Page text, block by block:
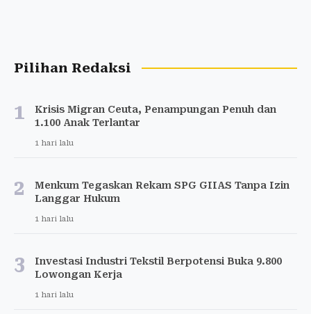
Pilihan Redaksi
1
Krisis Migran Ceuta, Penampungan Penuh dan
1.100 Anak Terlantar
1 hari lalu
2
Menkum Tegaskan Rekam SPG GIIAS Tanpa Izin
Langgar Hukum
1 hari lalu
3
Investasi Industri Tekstil Berpotensi Buka 9.800
Lowongan Kerja
1 hari lalu